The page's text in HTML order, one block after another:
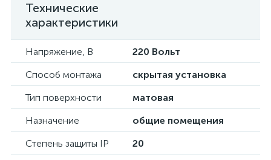
Технические
характеристики
Напряжение, В
220 Вольт
Способ монтажа
скрытая установка
Тип поверхности
матовая
Назначение
общие помещения
Степень защиты IP
20